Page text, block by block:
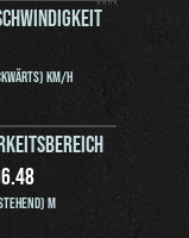
KM/H
M